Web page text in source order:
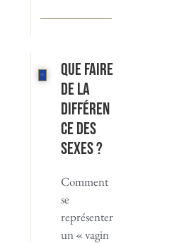
Que faire
de la
différen
ce des
sexes ?
Comment
se
représenter
un « vagin